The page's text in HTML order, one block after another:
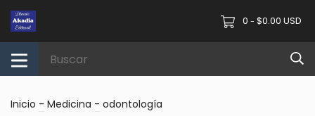
0 - $0.00 USD
Inicio - Medicina - odontología